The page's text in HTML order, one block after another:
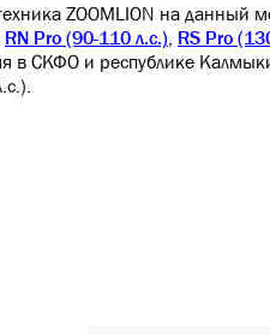
ZOOMLION на данный
RN Pro (90-110 л.с.) RS Pro
в СКФО и республике